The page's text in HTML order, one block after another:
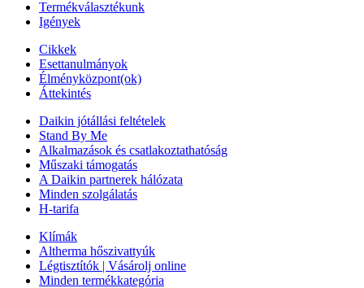
Termékválasztékunk
Igények
Cikkek
Esettanulmányok
Élményközpont(ok)
Áttekintés
Daikin jótállási feltételek
Stand By Me
Alkalmazások és csatlakoztathatóság
Műszaki támogatás
A Daikin partnerek hálózata
Minden szolgálatás
H-tarifa
Klímák
Altherma hőszivattyúk
Légtisztítók | Vásárolj online
Minden termékkategória